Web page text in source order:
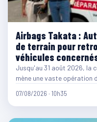
Airbags Takata :
de terrain pour
véhicules
Jusqu'au 31 août 2026, la
mène une vaste
07/08/2026 · 10h35